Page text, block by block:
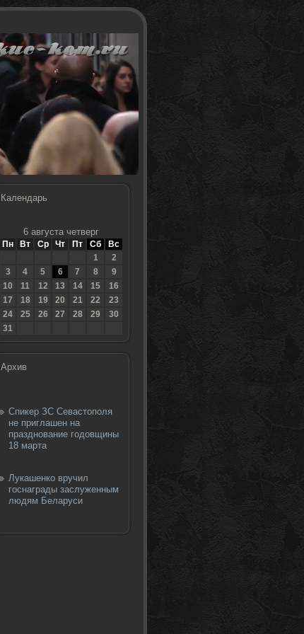
Календарь
6 августа четверг
Пн Вт Ср Чт Пт Сб
Вс
1
2
3
4 5 6 7 8
9
10
11 12 13 14 15
16
17
18 19 20 21 22
23
24
25 26 27 28 29
30
31
Архив
Спикер ЗС Севастополя
не приглашен на
празднование годовщины
18 марта
Лукашенко вручил
госнаграды заслуженным
людям Беларуси